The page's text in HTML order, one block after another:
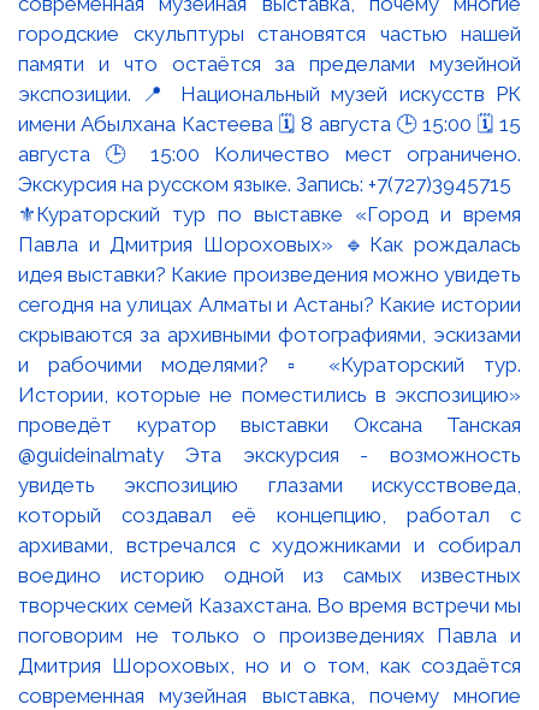
⚜️Кураторский тур по выставке «Город и время
Павла и Дмитрия Шороховых» 🔹Как рождалась
идея выставки? Какие произведения можно увидеть
сегодня на улицах Алматы и Астаны? Какие истории
скрываются за архивными фотографиями, эскизами
и рабочими моделями? ▫️ «Кураторский тур.
Истории, которые не поместились в экспозицию»
проведёт куратор выставки Оксана Танская
@guideinalmaty Эта экскурсия - возможность
увидеть экспозицию глазами искусствоведа,
который создавал её концепцию, работал с
архивами, встречался с художниками и собирал
воедино историю одной из самых известных
творческих семей Казахстана. Во время встречи мы
поговорим не только о произведениях Павла и
Дмитрия Шороховых, но и о том, как создаётся
современная музейная выставка, почему многие